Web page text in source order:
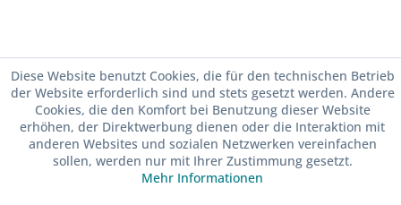
Diese Website benutzt Cookies, die für den technischen Betrieb
der Website erforderlich sind und stets gesetzt werden. Andere
Cookies, die den Komfort bei Benutzung dieser Website
erhöhen, der Direktwerbung dienen oder die Interaktion mit
anderen Websites und sozialen Netzwerken vereinfachen
sollen, werden nur mit Ihrer Zustimmung gesetzt.
Mehr Informationen